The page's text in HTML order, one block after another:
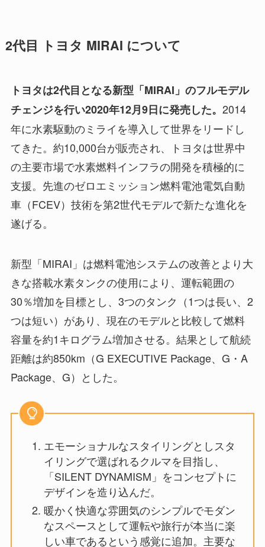
2代目 トヨタ MIRAI について
トヨタは2代目となる新型「MIRAI」のフルモデル
チェンジを行い2020年12月9日に発売した。 2014
年に水素駆動のミライを導入して世界をリードし
てきた。約10,000台が販売され、トヨタは世界中
の主要市場で水素燃料インフラの開発を積極的に
支援。先進のゼロエミッション燃料電池電気自動
車（FCEV）技術を第2世代モデルで新たな進化を
遂げる。
新型「MIRAI」は燃料電池システムの改善とより大
きな搭載水素タンクの使用により、運転範囲の
30％増加を目標とし、3つのタンク（1つは長い、2
つは短い）があり、現在のモデルと比較して燃料
容量を約1キログラム増加させる。結果として航続
距離は約850km（G EXECUTIVE Package、G・A
Package、G）とした。
エモーショナルなスタイリングとしスタ
イリングで選ばれるクルマを目指し、
「SILENT DYNAMISM」をコンセプトに
デザインを造り込んだ。
暖かく快適な雰囲気のシンプルでモダン
なスペースとして運転や旅行が本当に楽
しい車であるという感覚に追加。主要な